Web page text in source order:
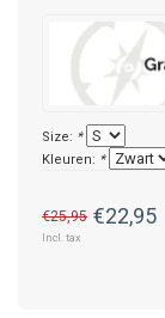
Size: *
Kleuren: *
€25,95 €22,95
Incl. tax